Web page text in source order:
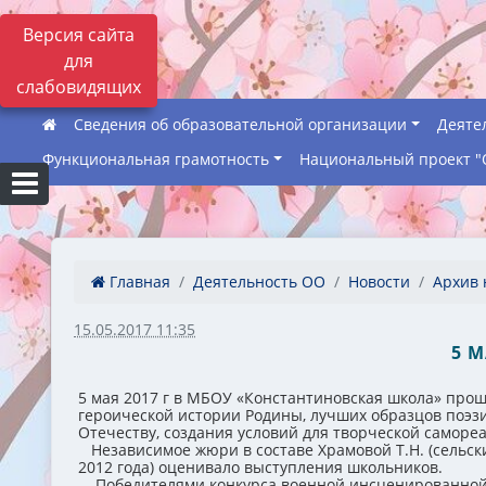
Версия сайта
для
слабовидящих
Сведения об образовательной организации
Функциональная грамотность
Национальный проект
Главная Деятельность ОО Новости Архив
15.05.2017 11:35
5
5 мая 2017 г в МБОУ «Константиновская школа»
героической истории Родины, лучших образцов
Отечеству, создания условий для творческой
Независимое жюри в составе Храмовой Т.Н.
2012 года) оценивало выступления школьников.